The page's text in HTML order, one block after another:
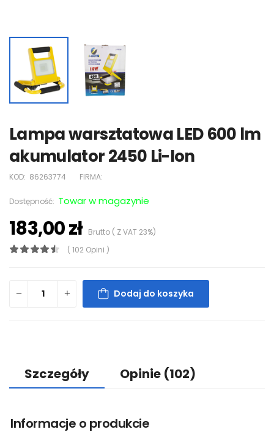
Lampa warsztatowa LED 600 lm
akumulator 2450 Li-Ion
KOD: 86263774 FIRMA:
Dostępność: Towar w magazynie
183,00 złBrutto ( Z VAT 23%)
( 102 Opini )
Dodaj do koszyka
Szczegóły Opinie (102)
Informacje o produkcie